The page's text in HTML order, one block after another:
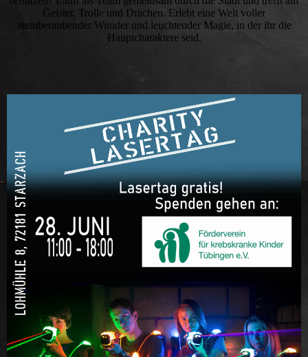
Geister, Trolle und Drachen. Erlebt eine Welt voller
atemberaubender Wunder und leuchtender Magie, in der ihr die
Hauptcharaktere seid.